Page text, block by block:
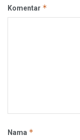
Komentar *
Nama *